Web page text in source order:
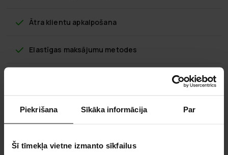
Piekrišana Sīkāka informācija Par
Šī tīmekļa vietne izmanto sīkfailus
Ātra klientu apkalpošana
Elastīgas maksājumu metodes
Ja Jūs esat nopietns metāla detektora entuziasts, kas
Premium metāla detektors ir domāts tieši Jums!